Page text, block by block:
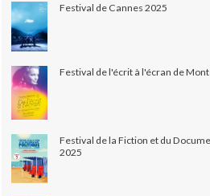
Festival de Cannes 2025
Festival de l'écrit à l'écran de
Festival de la Fiction et du
2025